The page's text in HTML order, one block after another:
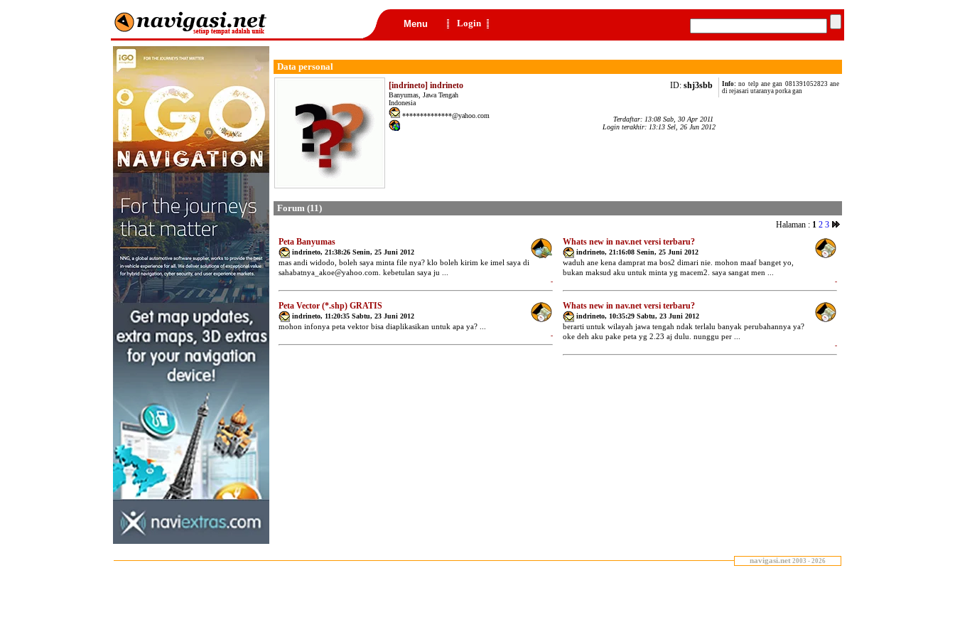
Menu Login
Data personal
[indrineto] indrineto ID: shj3sbb
Banyumas, Jawa Tengah
Indonesia
**************@yahoo.com
Terdaftar: 13:08 Sab, 30 Apr 2011
Login terakhir: 13:13 Sel, 26 Jun 2012
Info: no telp ane gan 081391052823 ane
di rejasari utaranya porka gan
navigasi.net 2003 - 2026